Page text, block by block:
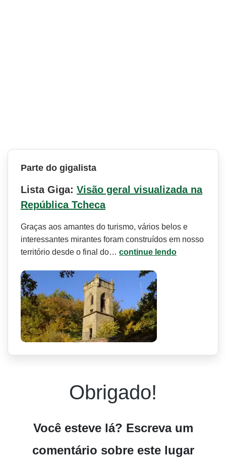
Parte do gigalista
Lista Giga: Visão geral visualizada na
República Tcheca
Graças aos amantes do turismo, vários belos e
interessantes mirantes foram construídos em nosso
território desde o final do… continue lendo
Obrigado!
Você esteve lá? Escreva um
comentário sobre este lugar